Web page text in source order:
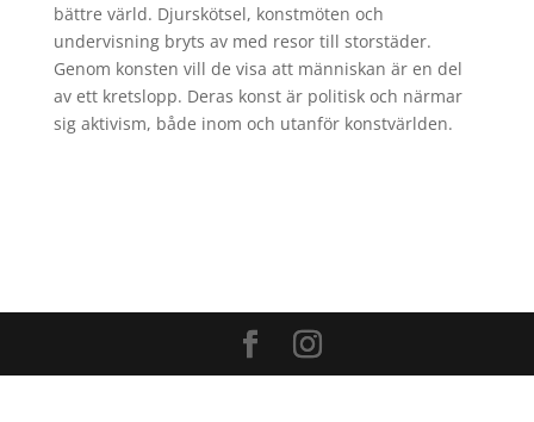
bättre värld. Djurskötsel, konstmöten och
undervisning bryts av med resor till storstäder.
Genom konsten vill de visa att människan är en del
av ett kretslopp. Deras konst är politisk och närmar
sig aktivism, både inom och utanför konstvärlden.